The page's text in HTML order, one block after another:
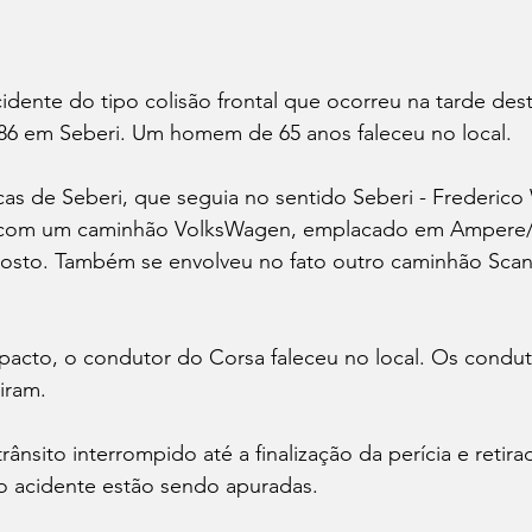
do tipo colisão frontal que ocorreu na tarde
em Seberi. Um homem de 65 anos faleceu no local.
de Seberi, que seguia no sentido Seberi -
um caminhão VolksWagen, emplacado em
Também se envolveu no fato outro caminhão
o condutor do Corsa faleceu no local. Os
interrompido até a finalização da perícia e
acidente estão sendo apuradas.